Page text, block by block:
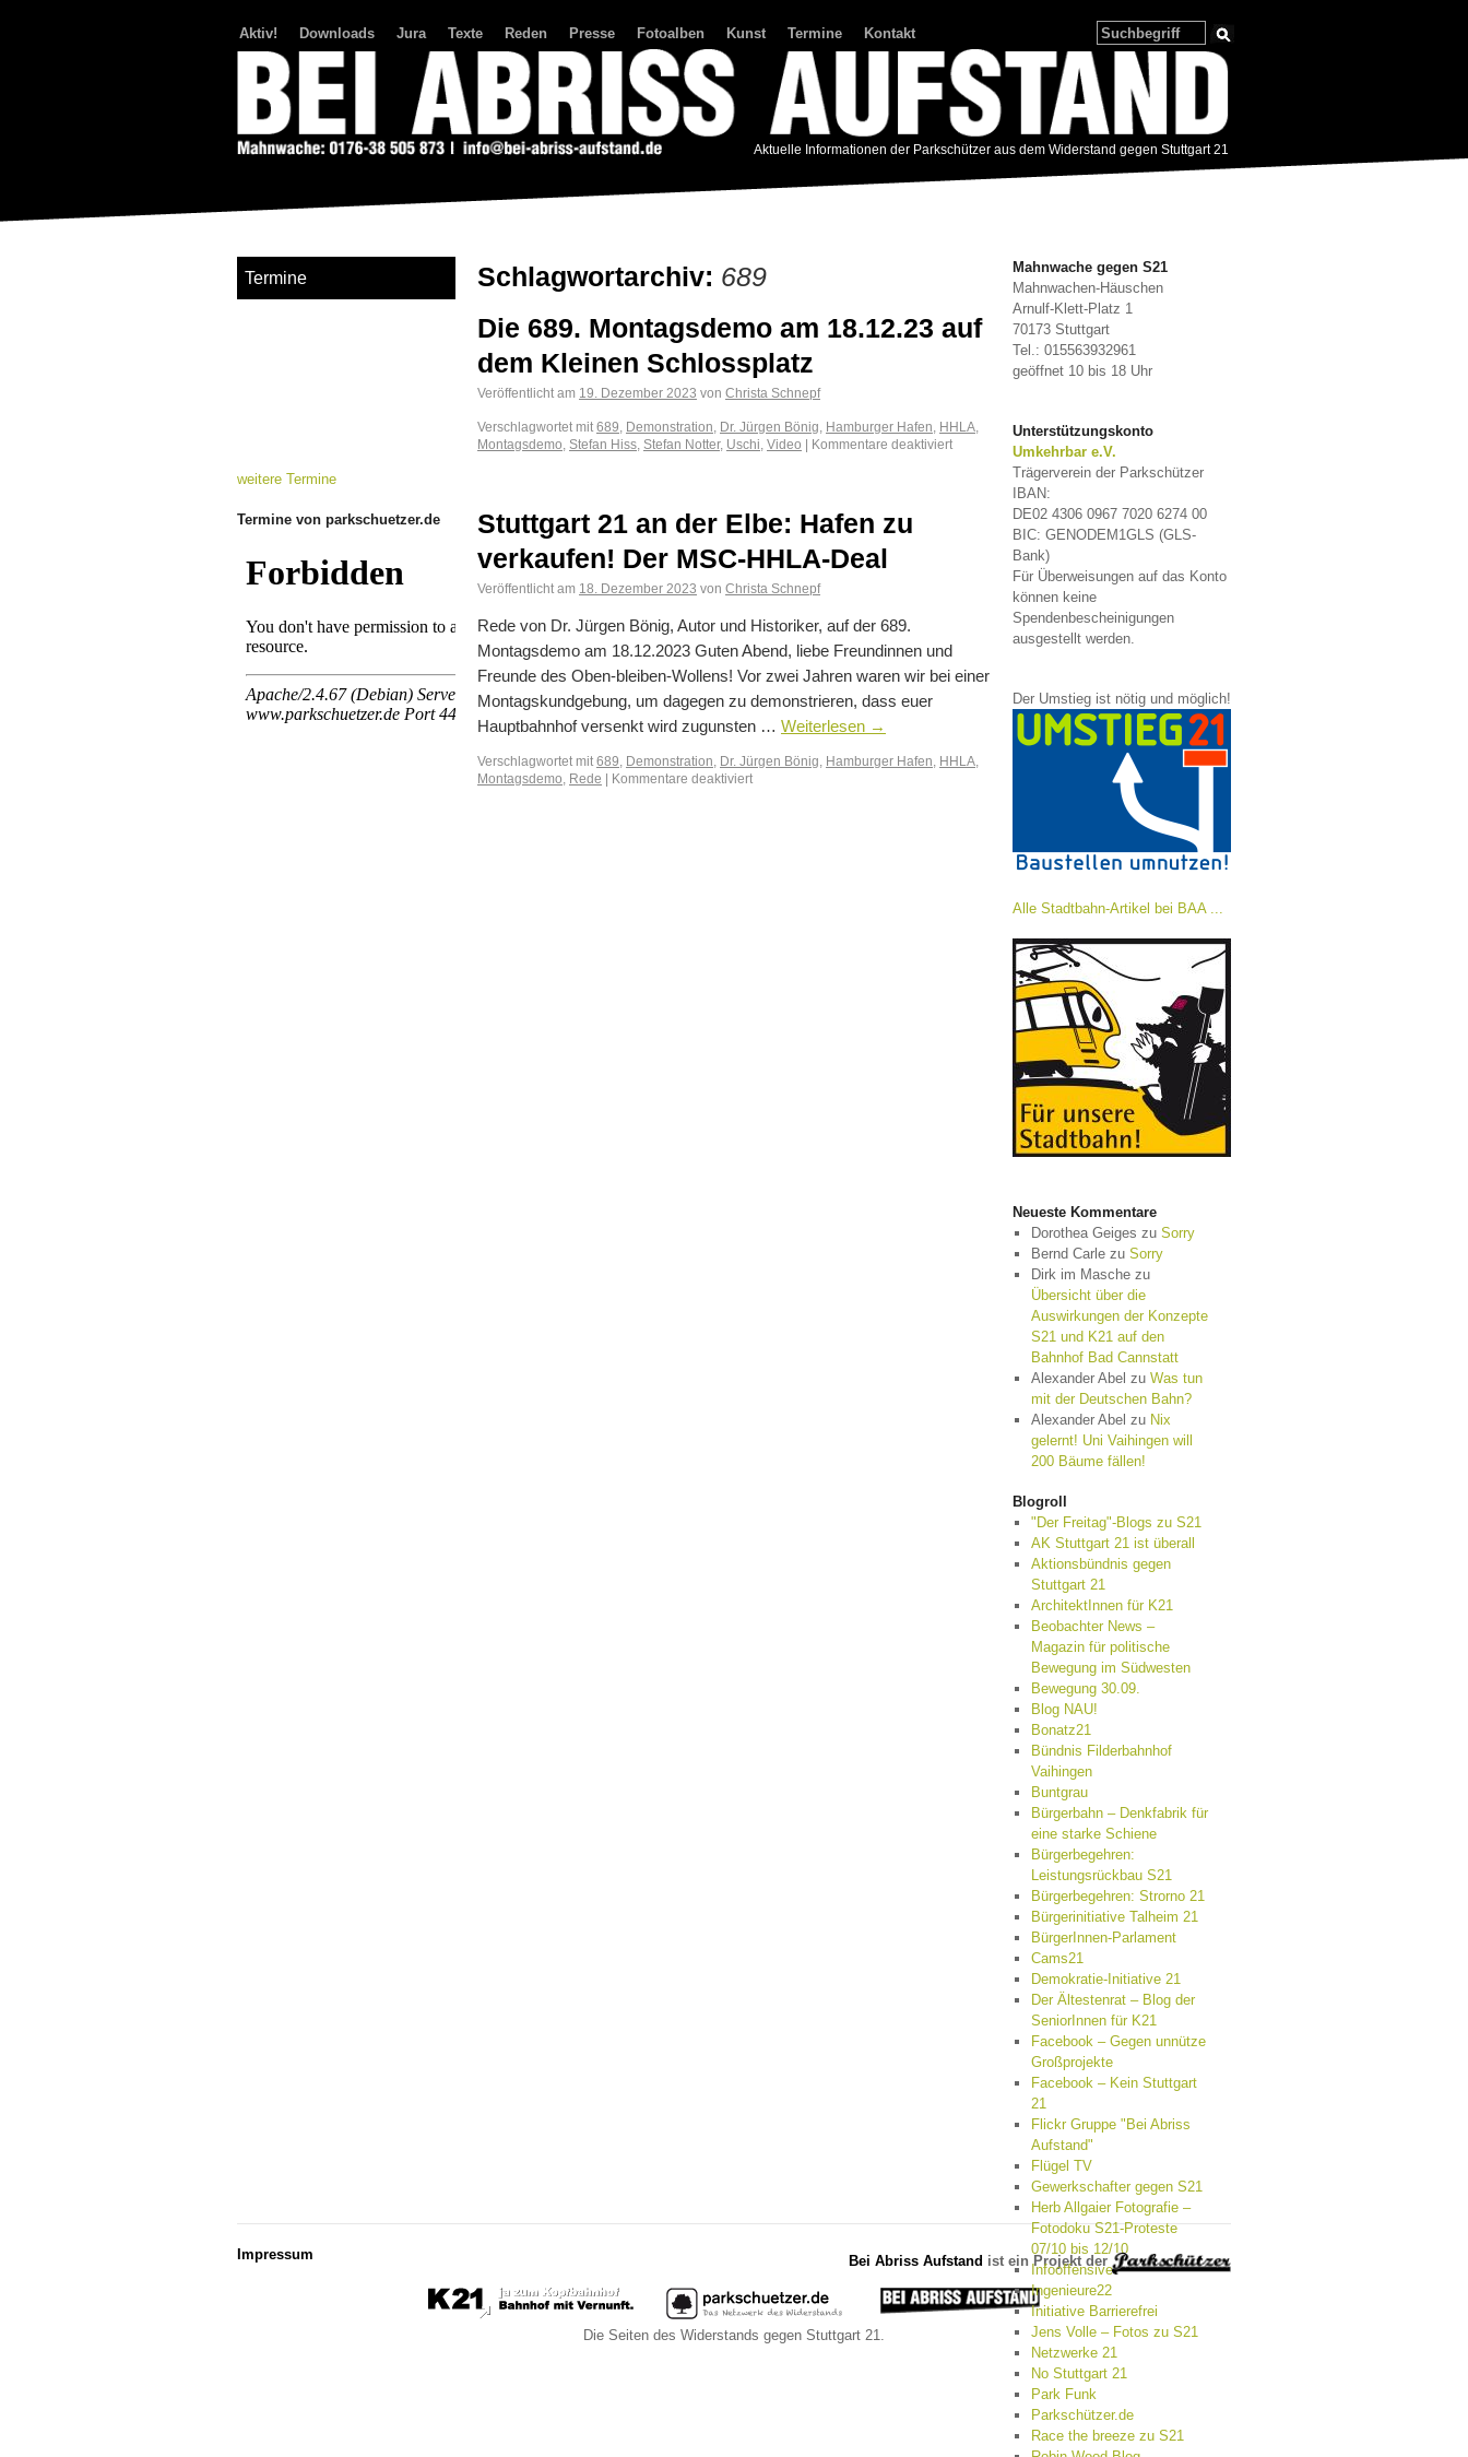
Aktiv! Downloads Jura Texte Reden Presse Fotoalben Kunst Termine Kontakt
Aktuelle Informationen der Parkschützer aus dem Widerstand gegen Stuttgart 21
Schlagwortarchiv: 689
Die 689. Montagsdemo am 18.12.23 auf
dem Kleinen Schlossplatz
Veröffentlicht am 19. Dezember 2023 von Christa Schnepf
Verschlagwortet mit 689 Demonstration Dr. Jürgen Bönig Hamburger Hafen HHLA
Montagsdemo
Stefan Hiss Stefan Notter, Uschi Video | Kommentare deaktiviert
Stuttgart 21 an der Elbe: Hafen zu
verkaufen! Der MSC-HHLA-Deal
Veröffentlicht am 18. Dezember 2023 von Christa Schnepf
Rede von Dr. Jürgen Bönig, Autor und Historiker, auf der 689.
Montagsdemo am 18.12.2023 Guten Abend, liebe Freundinnen und
Freunde des Oben-bleiben-Wollens! Vor zwei Jahren waren wir bei einer
Montagskundgebung, um dagegen zu demonstrieren, dass euer
Hauptbahnhof versenkt wird zugunsten … Weiterlesen →
Verschlagwortet mit 689 Demonstration Dr. Jürgen Bönig Hamburger Hafen HHLA
Montagsdemo
Rede | Kommentare deaktiviert
Termine
weitere Termine
Termine von parkschuetzer.de
Mahnwache gegen S21
Mahnwachen-Häuschen
Arnulf-Klett-Platz 1
70173 Stuttgart
Tel.: 015563932961
geöffnet 10 bis 18 Uhr
Unterstützungskonto
Umkehrbar e.V.
Trägerverein der Parkschützer
IBAN:
DE02 4306 0967 7020 6274 00
BIC: GENODEM1GLS (GLS-
Bank)
Für Überweisungen auf das Konto
können keine
Spendenbescheinigungen
ausgestellt werden.
Der Umstieg ist nötig und möglich!
Alle Stadtbahn-Artikel bei BAA ...
Neueste Kommentare
Dorothea Geiges zu Sorry
Bernd Carlezu Sorry
Dirk im Maschezu
Übersicht über die
Auswirkungen der Konzepte
S21 und K21 auf den
Bahnhof Bad Cannstatt
Alexander Abel zu Was tun
mit der Deutschen Bahn?
Alexander Abel zu Nix
gelernt! Uni Vaihingen will
200 Bäume fällen!
Blogroll
"Der Freitag"-Blogs zu S21
AK Stuttgart 21 ist überall
Aktionsbündnis gegen
Stuttgart 21
ArchitektInnen für K21
Beobachter News –
Magazin für politische
Bewegung im Südwesten
Bewegung 30.09.
Blog NAU!
Bonatz21
Bündnis Filderbahnhof
Vaihingen
Buntgrau
Bürgerbahn – Denkfabrik für
eine starke Schiene
Bürgerbegehren:
Leistungsrückbau S21
Bürgerbegehren: Strorno 21
Bürgerinitiative Talheim 21
BürgerInnen-Parlament
Cams21
Demokratie-Initiative 21
Der Ältestenrat – Blog der
SeniorInnen für K21
Facebook – Gegen unnütze
Großprojekte
Facebook – Kein Stuttgart
21
Flickr Gruppe "Bei Abriss
Aufstand"
Flügel TV
Gewerkschafter gegen S21
Herb Allgaier Fotografie –
Fotodoku S21-Proteste
07/10 bis 12/10
Infooffensive
Ingenieure22
Initiative Barrierefrei
Jens Volle – Fotos zu S21
Netzwerke 21
No Stuttgart 21
Park Funk
Parkschützer.de
Race the breeze zu S21
Bei Abriss Aufstand ist ein Projekt der
Impressum
Die Seiten des Widerstands gegen Stuttgart 21.